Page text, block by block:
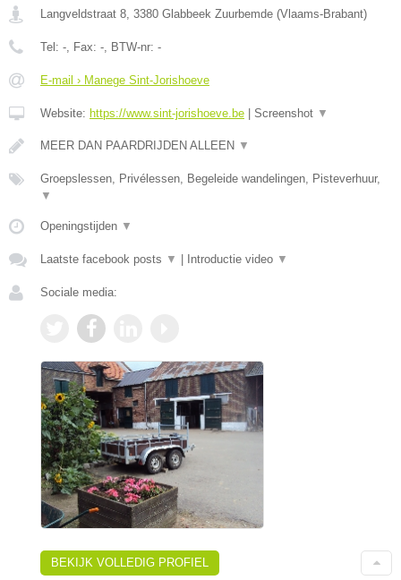
Langveldstraat 8, 3380 Glabbeek Zuurbemde (Vlaams-Brabant)
Tel: -, Fax: -, BTW-nr: -
E-mail › Manege Sint-Jorishoeve
Website: https://www.sint-jorishoeve.be Screenshot ▼
MEER DAN PAARDRIJDEN ALLEEN ▼
Groepslessen, Privélessen, Begeleide wandelingen, Pisteverhuur,
▼
Openingstijden ▼
Laatste facebook posts ▼ Introductie video ▼
Sociale media:
BEKIJK VOLLEDIG PROFIEL